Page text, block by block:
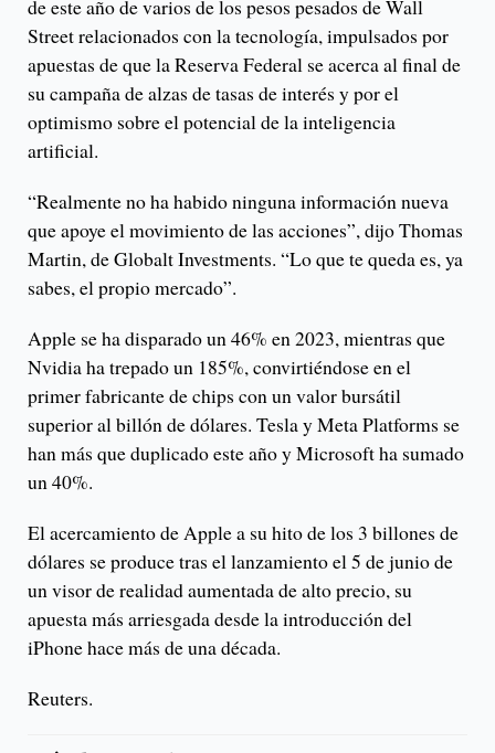
de este año de varios de los pesos pesados de Wall
Street relacionados con la tecnología, impulsados por
apuestas de que la Reserva Federal se acerca al final de
su campaña de alzas de tasas de interés y por el
optimismo sobre el potencial de la inteligencia
artificial.
“Realmente no ha habido ninguna información nueva
que apoye el movimiento de las acciones”, dijo Thomas
Martin, de Globalt Investments. “Lo que te queda es, ya
sabes, el propio mercado”.
Apple se ha disparado un 46% en 2023, mientras que
Nvidia ha trepado un 185%, convirtiéndose en el
primer fabricante de chips con un valor bursátil
superior al billón de dólares. Tesla y Meta Platforms se
han más que duplicado este año y Microsoft ha sumado
un 40%.
El acercamiento de Apple a su hito de los 3 billones de
dólares se produce tras el lanzamiento el 5 de junio de
un visor de realidad aumentada de alto precio, su
apuesta más arriesgada desde la introducción del
iPhone hace más de una década.
Reuters.